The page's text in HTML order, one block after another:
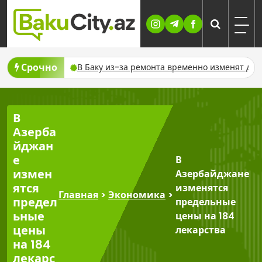
Skip
content
Срочно
газ В Баку из-за ремонта временно изменят движение
В
Азерба
йджан
е
измен
ятся
предел
ьные
цены
на 184
лекарс
Главная > Экономика >
В
Азербайджане
изменятся
предельные
цены на 184
лекарства